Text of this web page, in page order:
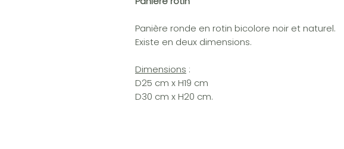
Panière ronde en rotin bicolore noir et naturel.
Existe en deux dimensions.
Dimensions :
D25 cm x H19 cm
D30 cm x H20 cm.